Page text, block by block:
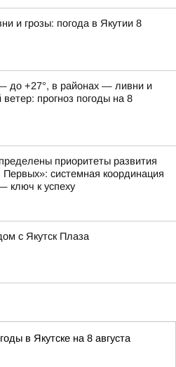
и грозы: погода в Якутии 8
до +27°, в районах — ливни и
прогноз погоды на 8
приоритеты развития
системная координация
ключ к успеху
с Якутск Плаза
в Якутске на 8 августа